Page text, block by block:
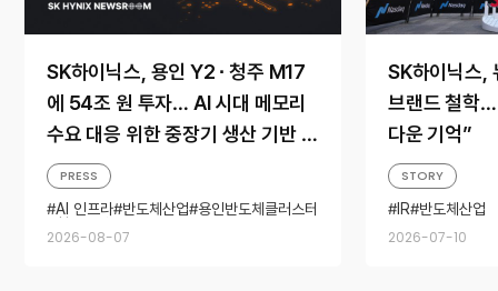
SK하이닉스, 용인 Y2 ∙ 청주 M17
에 54조 원 투자… AI 시대 메모리
수요 대응 위한 중장기 생산 기반 확
보
2026-08-07
PRESS
AI 인프라 반도체산업 용인반도체클러스터
SK하이닉스,
브랜드 철학…
다운 기억”
2026-07-10
STORY
IR 반도체산업